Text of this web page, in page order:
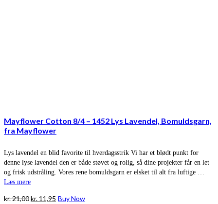
Mayflower Cotton 8/4 – 1452 Lys Lavendel, Bomuldsgarn,
fra Mayflower
Lys lavendel en blid favorite til hverdagsstrik Vi har et blødt punkt for
denne lyse lavendel den er både støvet og rolig, så dine projekter får en let
og frisk udstråling. Vores rene bomuldsgarn er elsket til alt fra luftige …
Læs mere
kr.21,00Den
kr. 11,95 Den
Buy Now